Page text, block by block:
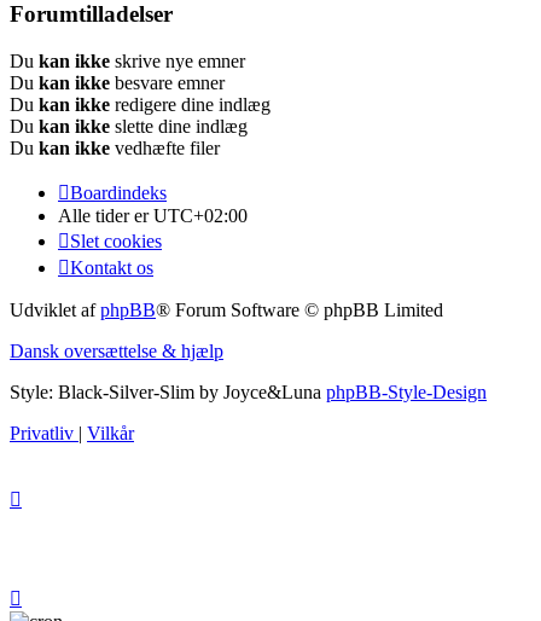
Forumtilladelser
Du kan ikke skrive nye emner
Du kan ikke besvare emner
Du kan ikke redigere dine indlæg
Du kan ikke slette dine indlæg
Du kan ikke vedhæfte filer
Boardindeks
Alle tider erUTC+02:00
Slet cookies
Kontakt os
Udviklet afphpBB® Forum Software © phpBB Limited
Dansk oversættelse & hjælp
Style: Black-Silver-Slim by Joyce&Luna phpBB-Style-Design
Privatliv | Vilkår